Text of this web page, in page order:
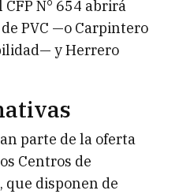
N° 654 abrirá
PVC —o Carpintero
y Herrero
parte de la oferta
Centros de
que disponen de